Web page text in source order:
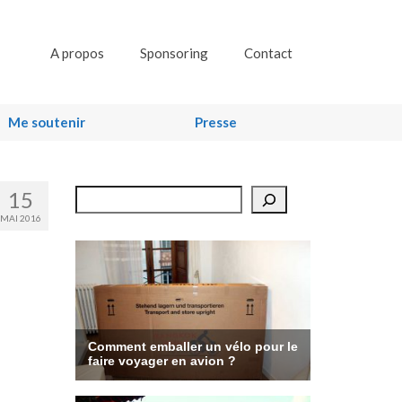
A propos Sponsoring Contact
Me soutenir Presse
15
MAI 2016